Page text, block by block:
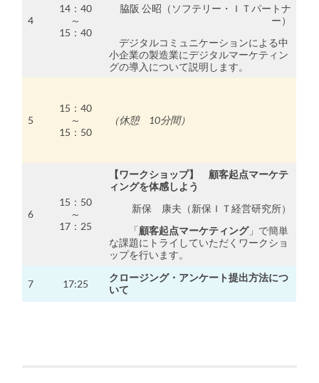
4
14：40
～
15：40
脇阪 公昭（ソフテリー・ＩＴパートナ
ー）
デジタルコミュニケーションによる中
小企業の製造業にデジタルマーケティン
グの導入について説明します。
5
15：40
～
15：50
（休憩 10分間）
6
15：50
～
17：25
【ワークショップ】 顧客起点マーケテ
ィングを体感しよう
新保 康夫（新保ＩＴ経営研究所）
「顧客起点マーケティング」で簡単
な課題にトライしていただくワークショ
ップを行います。
7 17:25
クロージング・アンケート提出方法につ
いて